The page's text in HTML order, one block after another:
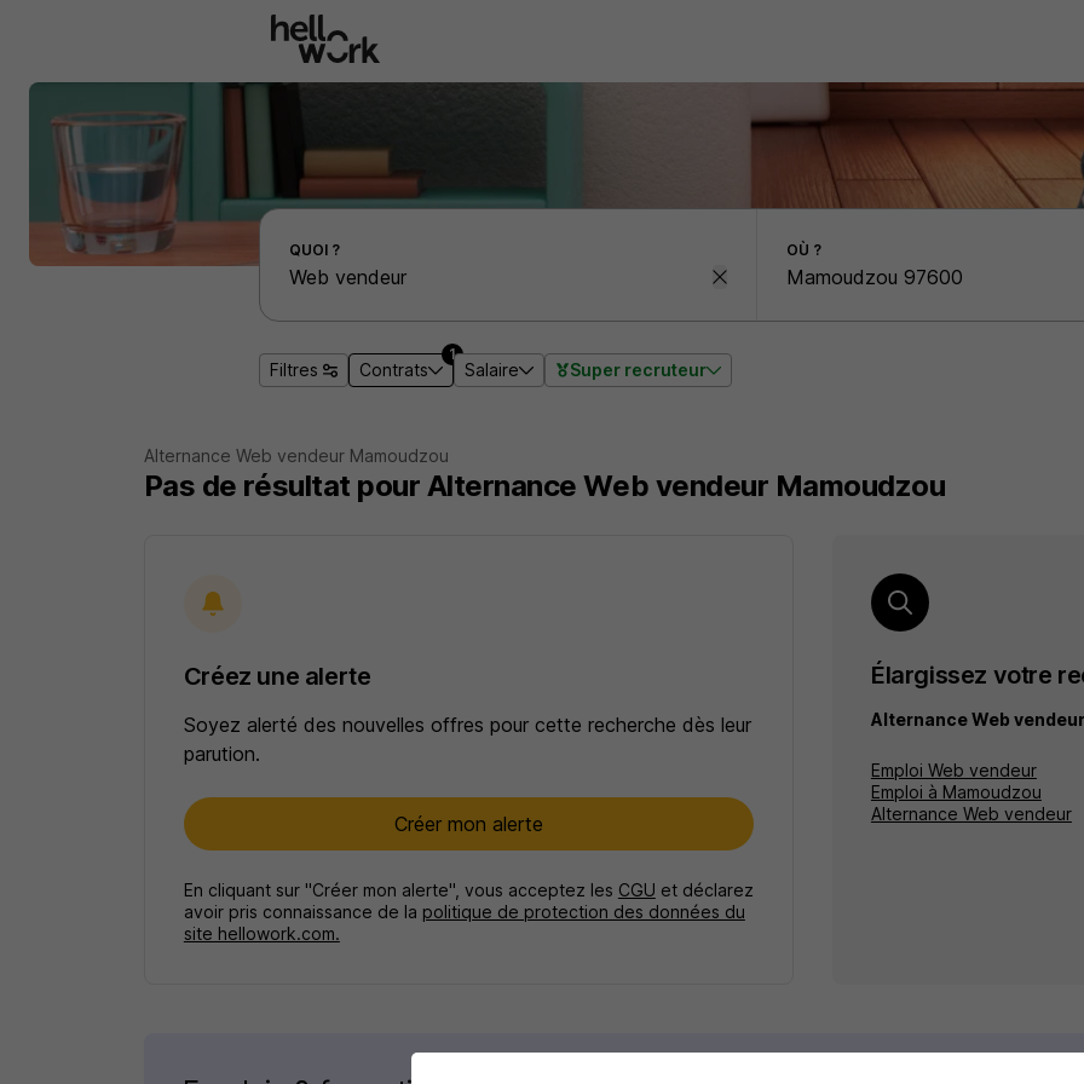
Effectuer une recherche d'emploi par localité
QUOI ? OÙ ?
Filtres Contrats
1
Salaire Super recruteur
Alternance Web vendeur Mamoudzou
Pas de résultat pour Alternance Web vendeur Mamoudzou
Créez une alerte
Soyez alerté des nouvelles offres pour cette recherche dès leur
parution.
Créer mon alerte
En cliquant sur "Créer mon alerte", vous acceptez les CGU et déclarez
avoir pris connaissance de la politique de protection des données du
site hellowork.com.
Élargissez votre
Alternance Web
Emploi Web vendeur
Emploi à Mamoudzou
Alternance Web vendeur